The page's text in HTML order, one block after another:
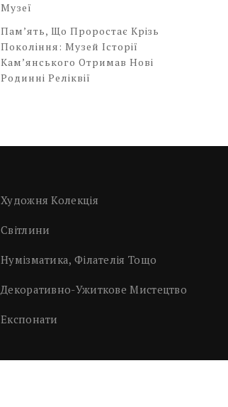
Музеї
Пам’ять, Що Проростає Крізь
Покоління: Музей Історії
Кам’янського Отримав Нові
Родинні Реліквії
Художня Колекція
Світлини
Нумізматика, Філателія Тощо
Декоративно-Ужиткове Мистецтво
Експонати